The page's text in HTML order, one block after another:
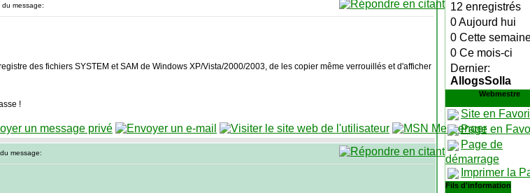
message:
des fichiers SYSTEM et SAM de Windows XP/Vista/2000/2003, de les copier même verrouillés et d'afficher
!
message:
12 enregistrés
0 Aujourd hui
0 Cette
0 Ce mois-ci
Dernier:
AllogsSolla
Webmestre
Site en
Page en
Page de
démarrage
Imprimer la
Fils d'information